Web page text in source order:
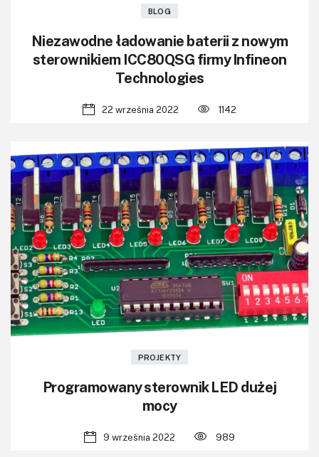
BLOG
Niezawodne ładowanie baterii z nowym
sterownikiem ICC80QSG firmy Infineon
Technologies
22 września 2022 1142
PROJEKTY
Programowany sterownik LED dużej
mocy
9 września 2022 989